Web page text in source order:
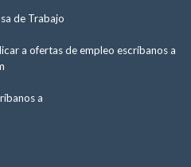
de Trabajo
a ofertas de empleo escríbanos a
a